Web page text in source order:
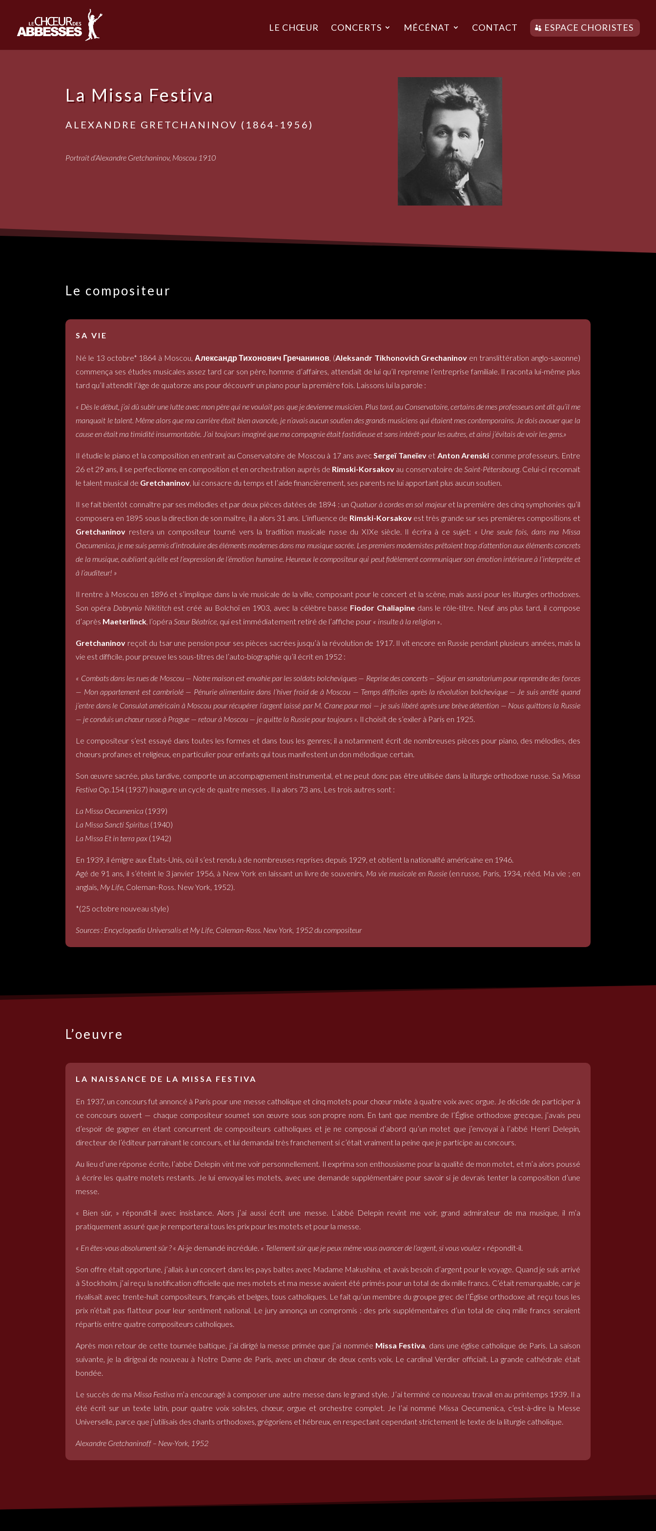
LE CHŒUR CONCERTS MÉCÉNAT CONTACT ESPACE CHORISTES
La Missa Festiva
ALEXANDRE GRETCHANINOV (1864-1956)
Portrait d’Alexandre Gretchaninov, Moscou 1910
Le compositeur
SA VIE
Né le 13 octobre* 1864 à Moscou, Александр Тихонович Гречанинов, (Aleksandr Tikhonovich Grechaninov en translittération anglo-saxonne)
commença ses études musicales assez tard car son père, homme d’affaires, attendait de lui qu’il reprenne l’entreprise familiale. Il raconta lui-même plus
tard qu’il attendit l’âge de quatorze ans pour découvrir un piano pour la première fois. Laissons lui la parole :
« Dès le début, j’ai dû subir une lutte avec mon père qui ne voulait pas que je devienne musicien. Plus tard, au Conservatoire, certains de mes professeurs ont dit qu’il me
manquait le talent. Même alors que ma carrière était bien avancée, je n’avais aucun soutien des grands musiciens qui étaient mes contemporains. Je dois avouer que la
cause en était ma timidité insurmontable. J’ai toujours imaginé que ma compagnie était fastidieuse et sans intérêt-pour les autres, et ainsi j’évitais de voir les gens.»
Il étudie le piano et la composition en entrant au Conservatoire de Moscou à 17 ans avecSergeï Taneïevet Anton Arenski comme professeurs. Entre
26 et 29 ans, il se perfectionne en composition et en orchestration auprès de Rimski-Korsakov au conservatoire deSaint-Pétersbourg. Celui-ci reconnait
le talent musical de Gretchaninov, lui consacre du temps et l’aide financièrement, ses parents ne lui apportant plus aucun soutien.
Il se fait bientôt connaître par ses mélodies et par deux pièces datées de 1894 : un Quatuor à cordes en sol majeuret la première des cinq symphonies qu’il
composera en 1895 sous la direction de son maître, il a alors 31 ans. L’influence de Rimski-Korsakovest très grande sur ses premières compositions et
Gretchaninov restera un compositeur tourné vers la tradition musicale russe du XIXe siècle. Il écrira à ce sujet: « Une seule fois, dans ma Missa
Oecumenica, je me suis permis d’introduire des éléments modernes dans ma musique sacrée. Les premiers modernistes prêtaient trop d’attention aux éléments concrets
de la musique, oubliant qu’elle est l’expression de l’émotion humaine. Heureux le compositeur qui peut fidèlement communiquer son émotion intérieure à l’interprète et
à l’auditeur! »
Il rentre à Moscou en 1896 et s’implique dans la vie musicale de la ville, composant pour le concert et la scène, mais aussi pour les liturgies orthodoxes.
Son opéra Dobrynia Nikititchest créé au Bolchoï en 1903, avec la célèbre basse Fiodor Chaliapinedans le rôle-titre. Neuf ans plus tard, il compose
d’après Maeterlinck, l’opéraSœur Béatrice, qui est immédiatement retiré de l’affiche pour « insulte à la religion ».
Gretchaninov reçoit du tsar une pension pour ses pièces sacrées jusqu’à la révolution de 1917. Il vit encore en Russie pendant plusieurs années, mais la
vie est difficile, pour preuve les sous-titres de l’auto-biographie qu’il écrit en 1952 :
« Combats dans les rues de Moscou — Notre maison est envahie par les soldats bolcheviques — Reprise des concerts — Séjour en sanatorium pour reprendre des forces
— Mon appartement est cambriolé — Pénurie alimentaire dans l’hiver froid de à Moscou — Temps difficiles après la révolution bolchevique — Je suis arrêté quand
j’entre dans le Consulat américain à Moscou pour récupérer l’argent laissé par M. Crane pour moi — je suis libéré après une brève détention — Nous quittons la Russie
— je conduis un chœur russe à Prague — retour à Moscou — je quitte la Russie pour toujours ». Il choisit de s’exiler à Paris en 1925.
Le compositeur s’est essayé dans toutes les formes et dans tous les genres; il a notamment écrit de nombreuses pièces pour piano, des mélodies, des
chœurs profanes et religieux, en particulier pour enfants qui tous manifestent un don mélodique certain.
Son œuvre sacrée, plus tardive, comporte un accompagnement instrumental, et ne peut donc pas être utilisée dans la liturgie orthodoxe russe. Sa Missa
Festiva Op.154 (1937) inaugure un cycle de quatre messes . Il a alors 73 ans, Les trois autres sont :
La Missa Oecumenica (1939)
La Missa Sancti Spiritus (1940)
La Missa Et in terra pax (1942)
En 1939, il émigre aux États-Unis, où il s’est rendu à de nombreuses reprises depuis 1929, et obtient la nationalité américaine en 1946.
Agé de 91 ans, il s’éteint le 3 janvier 1956, à New York en laissant un livre de souvenirs, Ma vie musicale en Russie(en russe, Paris, 1934, rééd. Ma vie ; en
anglais, My Life, Coleman-Ross. New York, 1952).
*(25 octobre nouveau style)
Sources : Encyclopedia Universalis et My Life, Coleman-Ross. New York, 1952 du compositeur
L’oeuvre
LA NAISSANCE DE LA MISSA FESTIVA
En 1937, un concours fut annoncé à Paris pour une messe catholique et cinq motets pour chœur mixte à quatre voix avec orgue. Je décide de participer à
ce concours ouvert — chaque compositeur soumet son œuvre sous son propre nom. En tant que membre de l’Église orthodoxe grecque, j’avais peu
d’espoir de gagner en étant concurrent de compositeurs catholiques et je ne composai d’abord qu’un motet que j’envoyai à l’abbé Henri Delepin,
directeur de l’éditeur parrainant le concours, et lui demandai très franchement si c’était vraiment la peine que je participe au concours.
Au lieu d’une réponse écrite, l’abbé Delepin vint me voir personnellement. Il exprima son enthousiasme pour la qualité de mon motet, et m’a alors poussé
à écrire les quatre motets restants. Je lui envoyai les motets, avec une demande supplémentaire pour savoir si je devrais tenter la composition d’une
messe.
« Bien sûr, » répondit-il avec insistance. Alors j’ai aussi écrit une messe. L’abbé Delepin revint me voir, grand admirateur de ma musique, il m’a
pratiquement assuré que je remporterai tous les prix pour les motets et pour la messe.
« En êtes-vous absolument sûr ?« Ai-je demandé incrédule. « Tellement sûr que je peux même vous avancer de l’argent, si vous voulez « répondit-il.
Son offre était opportune, j’allais à un concert dans les pays baltes avec Madame Makushina, et avais besoin d’argent pour le voyage. Quand je suis arrivé
à Stockholm, j’ai reçu la notification officielle que mes motets et ma messe avaient été primés pour un total de dix mille francs. C’était remarquable, car je
rivalisait avec trente-huit compositeurs, français et belges, tous catholiques. Le fait qu’un membre du groupe grec de l’Église orthodoxe ait reçu tous les
prix n’était pas flatteur pour leur sentiment national. Le jury annonça un compromis : des prix supplémentaires d’un total de cinq mille francs seraient
répartis entre quatre compositeurs catholiques.
Après mon retour de cette tournée baltique, j’ai dirigé la messe primée que j’ai nommée Missa Festiva, dans une église catholique de Paris. La saison
suivante, je la dirigeai de nouveau à Notre Dame de Paris, avec un chœur de deux cents voix. Le cardinal Verdier officiait. La grande cathédrale était
bondée.
Le succès de ma Missa Festiva m’a encouragé à composer une autre messe dans le grand style. J’ai terminé ce nouveau travail en au printemps 1939. Il a
été écrit sur un texte latin, pour quatre voix solistes, chœur, orgue et orchestre complet. Je l’ai nommé Missa Oecumenica, c’est-à-dire la Messe
Universelle, parce que j’utilisais des chants orthodoxes, grégoriens et hébreux, en respectant cependant strictement le texte de la liturgie catholique.
Alexandre Gretchaninoff – New-York, 1952